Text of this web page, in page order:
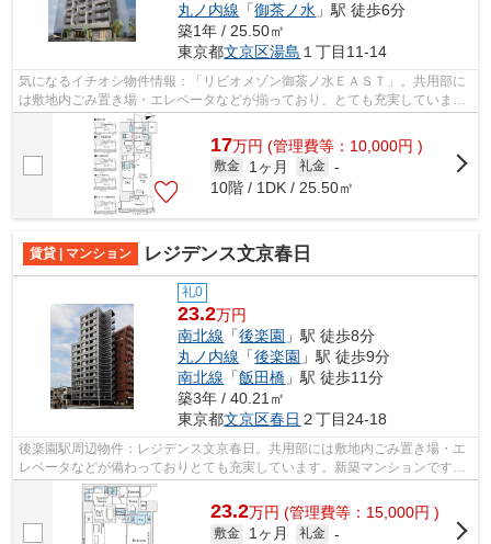
丸ノ内線 「御茶ノ水 」駅 徒歩6分
築1年 / 25.50㎡
東京都文京区湯島 １丁目11-14
気になるイチオシ物件情報：「リビオメゾン御茶ノ水ＥＡＳＴ」。共用部に
は敷地内ごみ置き場・エレベータなどが揃っており、とても充実していま
す。弊社では御茶ノ水駅周辺の物件を取...
17万円 (管理費等：10,000円 )
敷金 1ヶ月 礼金 -
10階 / 1DK / 25.50㎡
賃貸 | マンション レジデンス文京春日
礼0
23.2万円
南北線 「後楽園 」駅 徒歩8分
丸ノ内線 「後楽園 」駅 徒歩9分
南北線 「飯田橋 」駅 徒歩11分
築3年 / 40.21㎡
東京都文京区春日 ２丁目24-18
後楽園駅周辺物件：レジデンス文京春日。共用部には敷地内ごみ置き場・エ
レベータなどが備わっておりとても充実しています。新築マンションです。
14階建ての物件となっています。この...
23.2万円 (管理費等：15,000円 )
敷金 1ヶ月 礼金 -